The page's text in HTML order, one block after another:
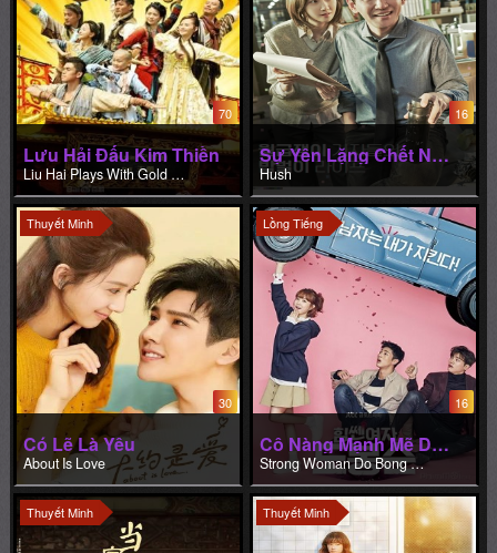
70
Lưu Hải Đấu Kim Thiền
Liu Hai Plays With Gold Toad
16
Sự Yên Lặng Chết Người
Hush
Thuyết Minh
30
Có Lẽ Là Yêu
About Is Love
Lồng Tiếng
16
Cô Nàng Mạnh Mẽ Do Bong Soon
Strong Woman Do Bong Soon
Thuyết Minh Thuyết Minh